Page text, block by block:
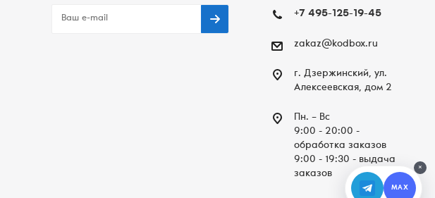
+7 495-125-19-45
zakaz@kodbox.ru
г. Дзержинский, ул.
Алексеевская, дом 2
Пн. – Вc
9:00 - 20:00 -
обработка заказов
9:00 - 19:30 - выдача
заказов
×
MAX